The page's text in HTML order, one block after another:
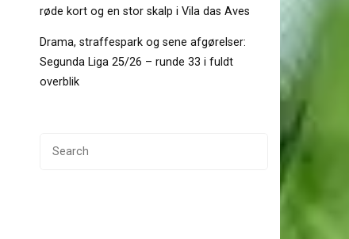
røde kort og en stor skalp i Vila das Aves
Drama, straffespark og sene afgørelser:
Segunda Liga 25/26 – runde 33 i fuldt
overblik